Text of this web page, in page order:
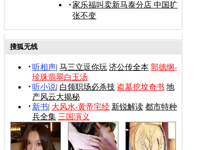
家乐福叫卖新马泰分店 中国扩
张不变
搜狐无线
听相声| 马三立逗你玩 济公传全本 郭德纲-
珍珠翡翠白玉汤
听小说| 白领职场必杀技 盗墓挖坟奇书 地
产风云大揭秘
新书| 大风水-黄帝宅经 新锐解读 都市特种
兵全集 三国演义